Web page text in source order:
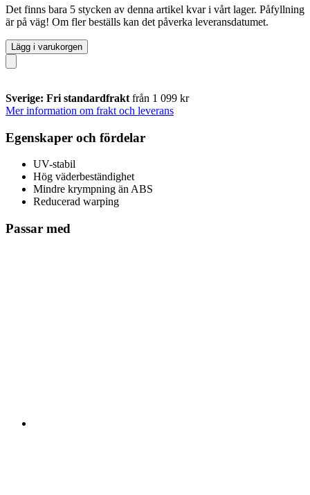
Det finns bara 5 stycken av denna artikel kvar i vårt lager. Påfyllning
är på väg! Om fler beställs kan det påverka leveransdatumet.
Lägg i varukorgen
Sverige: Fri standardfrakt från 1 099 kr
Mer information om frakt och leverans
Egenskaper och fördelar
UV-stabil
Hög väderbeständighet
Mindre krympning än ABS
Reducerad warping
Passar med